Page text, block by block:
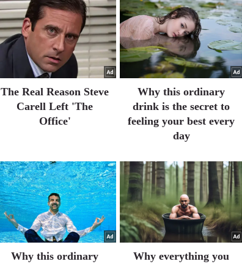
The Real Reason Steve
Carell Left 'The
Office'
Why this ordinary
drink is the secret to
feeling your best every
day
Why this ordinary
Why everything you